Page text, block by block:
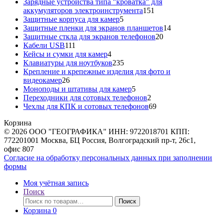
Зарядные устройства типа "кроватка" для
аккумуляторов электроинструмента151
Защитные корпуса для камер55
товаров
Защитные пленки для экранов планшетов1414
Защитные сткла для экранов телефонов2020
Кабели USB111
товаров
Кейсы и сумки для камер44
товара
Клавиатуры для ноутбуков235235
товаров
Крепление и крепежные изделия для фото и
видеокамер2626
товаров
Моноподы и штативы для камер55
товаров
Переходники для сотовых телефонов2
товара
Чехлы для КПК и сотовых телефонов6969
Корзина
© 2026 ООО "ГЕОГРАФИКА" ИНН: 9722018701 КПП:
772201001 Москва, БЦ Россия, Волгоградский пр-т, 26с1,
офис 807
Согласие на обработку персональных данных при заполнении
формы
Моя учётная запись
Поиск
Искать:
Поиск
Корзина 0